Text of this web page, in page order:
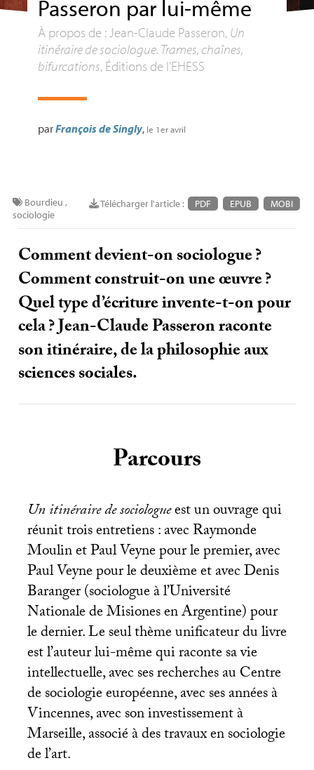
Passeron par lui-même
À propos de : Jean-Claude Passeron, Un
itinéraire de sociologue. Trames, chaînes,
bifurcations, Éditions de l’EHESS
parFrançois de Singly, le 1er avril
Télécharger l'article : PDF EPUB MOBI
Bourdieu ,
sociologie
Comment devient-on sociologue?
Comment construit-on une œuvre?
Quel type d’écriture invente-t-on pour
cela? Jean-Claude Passeron raconte
son itinéraire, de la philosophie aux
sciences sociales.
Parcours
Un itinéraire de sociologueest un ouvrage qui
réunit trois entretiens : avec Raymonde
Moulin et Paul Veyne pour le premier, avec
Paul Veyne pour le deuxième et avec Denis
Baranger (sociologue à l’Université
Nationale de Misiones en Argentine) pour
le dernier. Le seul thème unificateur du livre
est l’auteur lui-même qui raconte sa vie
intellectuelle, avec ses recherches au Centre
de sociologie européenne, avec ses années à
Vincennes, avec son investissement à
Marseille, associé à des travaux en sociologie
de l’art.